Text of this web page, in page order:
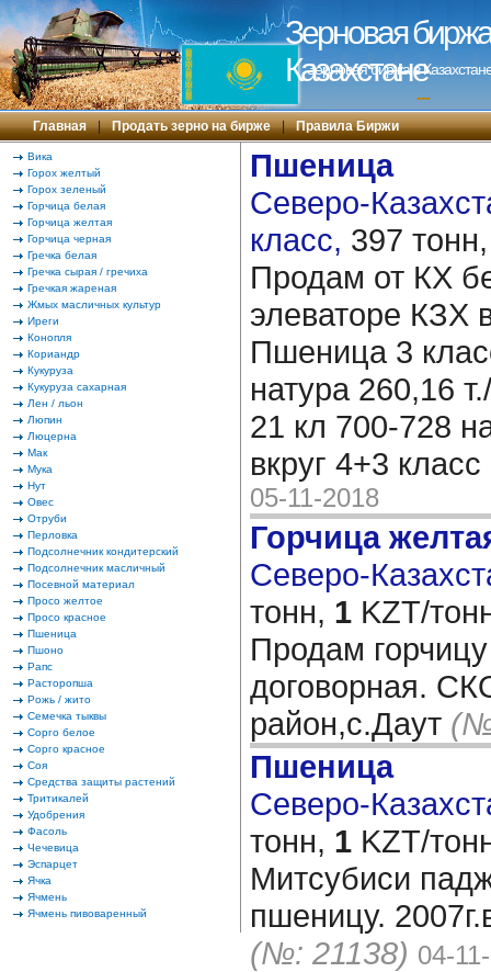
Зерновая
Казахстане
Зерновая биржа в
---
Главная | Продать зерно на бирже | Правила Биржи
Вика
Горох желтый
Горох зеленый
Горчица белая
Горчица желтая
Горчица черная
Гречка белая
Гречка сырая / гречиха
Гречкая жареная
Жмых масличных культур
Иреги
Конопля
Кориандр
Кукуруза
Кукуруза сахарная
Лен / льон
Люпин
Люцерна
Мак
Мука
Нут
Овес
Отруби
Перловка
Подсолнечник кондитерский
Подсолнечник масличный
Посевной материал
Просо желтое
Просо красное
Пшеница
Пшоно
Рапс
Расторопша
Рожь / жито
Семечка тыквы
Сорго белое
Сорго красное
Соя
Средства защиты растений
Тритикалей
Удобрения
Фасоль
Чечевица
Эспарцет
Ячка
Ячмень
Ячмень пивоваренный
Пшеница
Северо-
класс, 397
Продам от КХ
элеваторе КЗХ
Пшеница 3
натура 260,16
21 кл 700-728
вкруг 4+3
05-11-2018
Горчица
Северо-
тонн, 1 KZT/
Продам
договорная.
район,с.Даут
Пшеница
Северо-
тонн, 1 KZT/
Митсубиси
пшеницу.
(№: 21138) 04-